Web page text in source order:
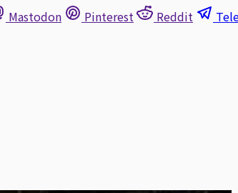
Mastodon Pinterest Reddit